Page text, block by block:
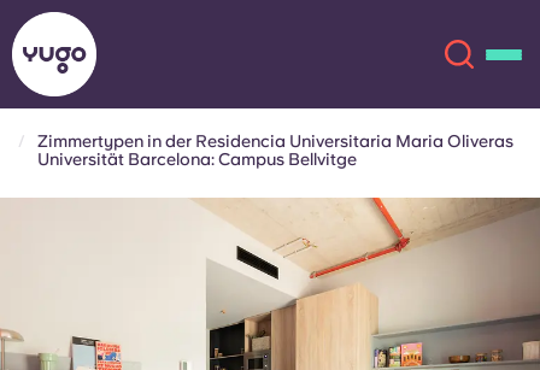
English (US)
Zimmertypen in der Residencia Universitaria Maria Oliveras
Universität Barcelona: Campus Bellvitge